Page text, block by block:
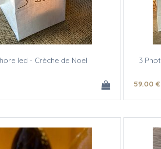
led - Crèche de Noël 3
59.00 €